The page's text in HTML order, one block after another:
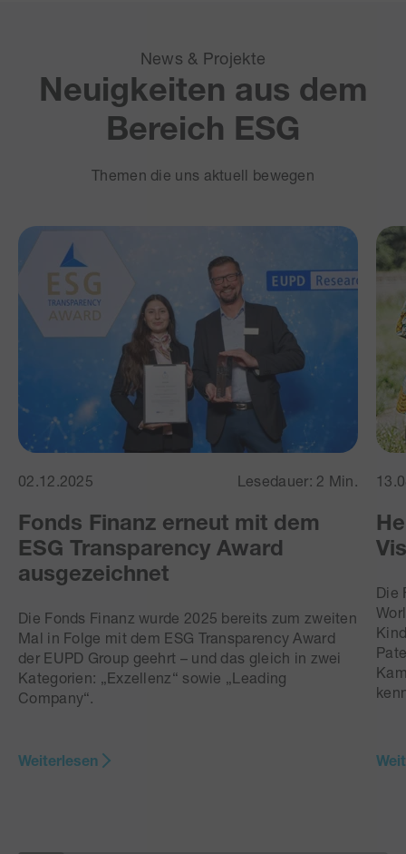
News & Projekte
Neuigkeiten aus dem
Bereich ESG
Themen die uns aktuell bewegen
02.12.2025 Lesedauer: 2 Min.
Fonds Finanz erneut mit dem
ESG Transparency Award
ausgezeichnet
Die Fonds Finanz wurde 2025 bereits zum zweiten
Mal in Folge mit dem ESG Transparency Award
der EUPD Group geehrt – und das gleich in zwei
Kategorien: „Exzellenz“ sowie „Leading
Company“.
Weiterlesen
Die